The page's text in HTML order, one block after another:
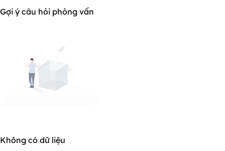
Gợi ý câu hỏi phỏng vấn
Không có dữ liệu